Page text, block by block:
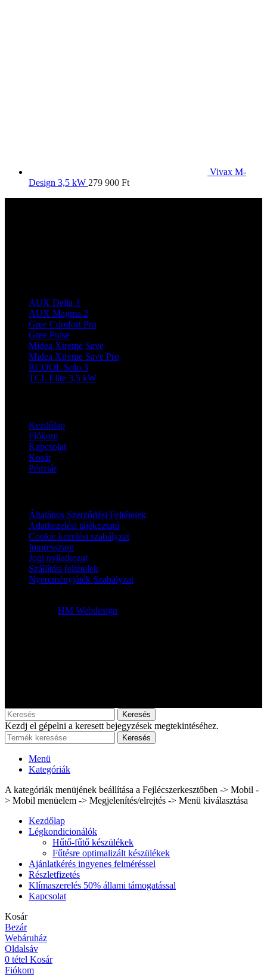
Vivax M-
Design 3,5 kW 279 900 Ft
AUX Delta 3
AUX Magma 2
Gree Comfort Pro
Gree Pulse
Midea Xtreme Save
Midea Xtreme Save Pro
RCOOL Solo 3
TCL Elite 3,5 kW
Kezdőlap
Fiókom
Kapcsolat
Kosár
Pénztár
Általános Szerződési Feltételek
Adatkezelési tájékoztató
Cookie kezelési szabályzat
Impresszum
Jogi nyilatkozat
Szállítási feltételek
Nyereményjáték Szabályzat
HM Webdesign
Keresés
Kezdj el gépelni a keresett bejegyzések megtekintéséhez.
Keresés
Menü
Kategóriák
A kategóriák menüjének beállítása a Fejlécszerkesztőben -> Mobil -
> Mobil menüelem -> Megjelenítés/elrejtés -> Menü kiválasztása
Kezdőlap
Légkondicionálók
Hűtő-fűtő készülékek
Fűtésre optimalizált készülékek
Ajánlatkérés ingyenes felméréssel
Részletfizetés
Klímaszerelés 50% állami támogatással
Kapcsolat
Kosár
Bezár
Webáruház
Oldalsáv
0 tétel Kosár
Fiókom